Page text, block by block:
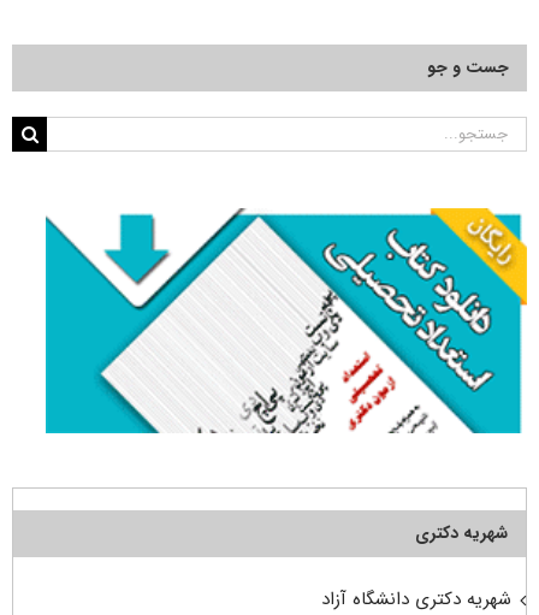
جست و جو
جستجو
شهریه دکتری
شهریه دکتری دانشگاه آزاد